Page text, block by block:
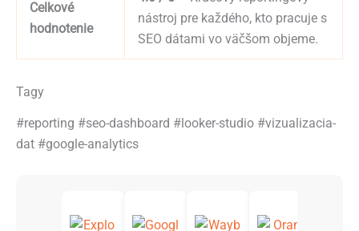
Celkové
hodnotenie
nástroj pre každého, kto pracuje s
SEO dátami vo väčšom objeme.
Tagy
#reporting #seo-dashboard #looker-studio #vizualizacia-
dat #google-analytics